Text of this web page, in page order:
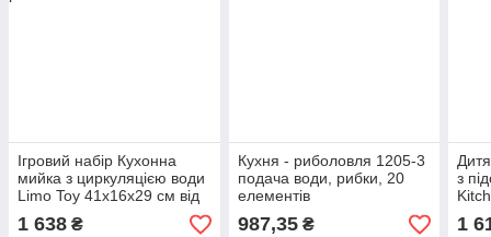
Ігровий набір Кухонна
мийка з циркуляцією води
Limo Toy 41х16х29 см від
3х років
1 638 ₴
Кухня - риболовля 1205-3
подача води, рибки, 20
елементів
987,35₴
з
1